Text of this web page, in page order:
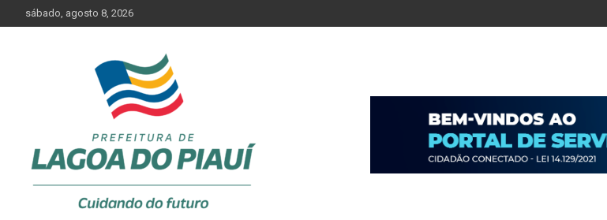
to
sábado, agosto 8, 2026